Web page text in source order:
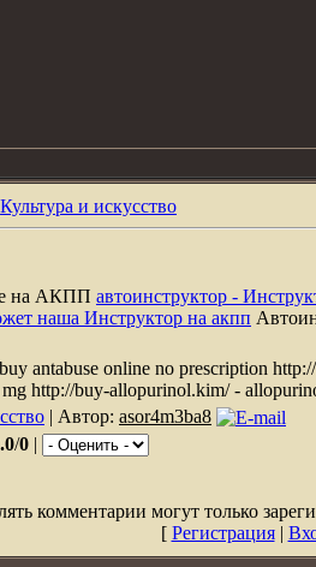
Культура и искусство
на АКПП автоинструктор -
наша Инструктор на акпп
antabuse online no prescription
http://buy-allopurinol.kim/ -
| Автор: asor4m3ba8
/0 |
комментарии могут только
[ Регистрация|